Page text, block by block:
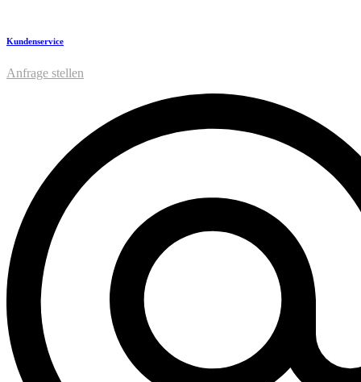
Kundenservice
Anfrage stellen